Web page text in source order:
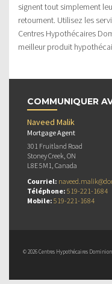
signent tout simplement
retournent. Utilisez les
Centres Hypothécaires
meilleur produit
COMMUNIQUER
Naveed Malik
Mortgage Agent
301 Fruitland Road
Stoney Creek, ON
L8E 5M1, Canada
Courriel:
Téléphone: 519-221-1684
Mobile: 519-221-1684
© 2026 Centres Hypothécaires Dominion